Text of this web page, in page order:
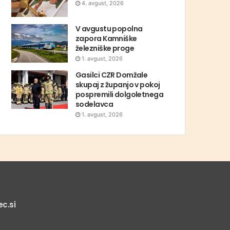
4. avgust, 2026
V avgustu popolna
zapora Kamniške
železniške proge
1. avgust, 2026
Gasilci CZR Domžale
skupaj z županjo v pokoj
pospremili dolgoletnega
sodelavca
1. avgust, 2026